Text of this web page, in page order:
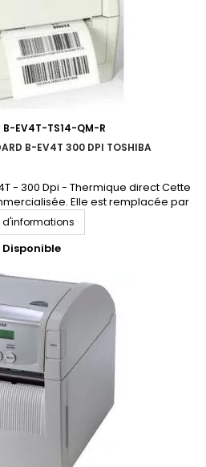
B-EV4T-TS14-QM-R
B-EV4T 300 DPI TOSHIBA
- 300 Dpi - Thermique direct Cette
Elle est remplacée par
à la fiche produit en cliquant ici)
d'informations
Disponible